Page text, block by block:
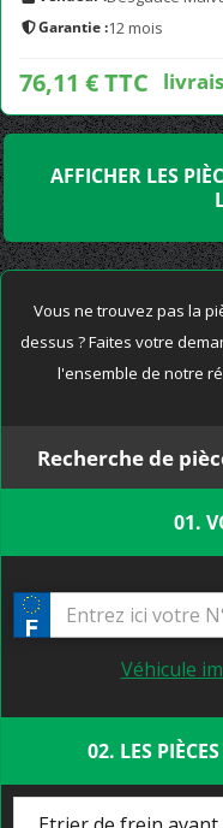
Garantie :12 mois
76,11 € TTC
AFFICHER LES
Vous ne trouvez pas la
dessus ? Faites votre
l'ensemble de notre
Recherche de
01.
Véhicule
02. LES